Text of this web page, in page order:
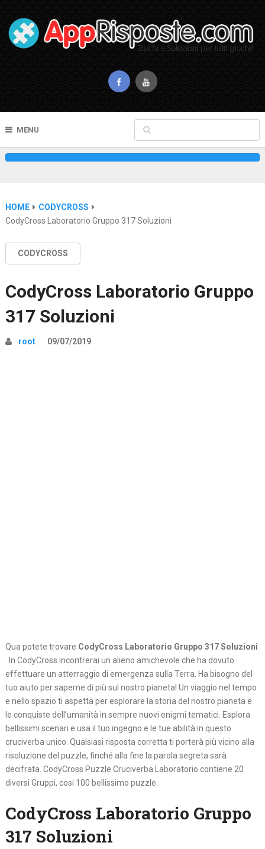
MENU
HOME
CODYCROSS
CodyCross Laboratorio Gruppo 317 Soluzioni
CODYCROSS
CodyCross Laboratorio Gruppo
317 Soluzioni
root 09/07/2019
Qua potete trovare CodyCross Laboratorio Gruppo 317 Soluzioni
. In CodyCross incontrerai un alieno amichevole che ha dovuto
effettuare un atterraggio di emergenza sulla Terra. Ha bisogno del
tuo aiuto per saperne di più sul nostro pianeta! Un viaggio nel tempo
e nello spazio ti aspetta per esplorare la storia del nostro pianeta e
le conquiste dell’umanità in sempre nuovi enigmi tematici. Esplora
bellissimi scenari e usa il tuo ingegno e le tue abilità in questo
cruciverba unico. Qualsiasi risposta corretta ti porterà più vicino alla
risoluzione del puzzle, finché alla fine la parola segreta sarà
decifrata. CodyCross Puzzle Cruciverba Laboratorio contiene 20
diversi Gruppi, cosi 100 bellissimo puzzle.
CodyCross Laboratorio Gruppo
317 Soluzioni